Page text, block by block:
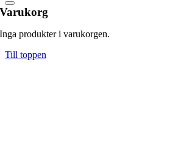
Varukorg
Inga produkter i varukorgen.
Till toppen